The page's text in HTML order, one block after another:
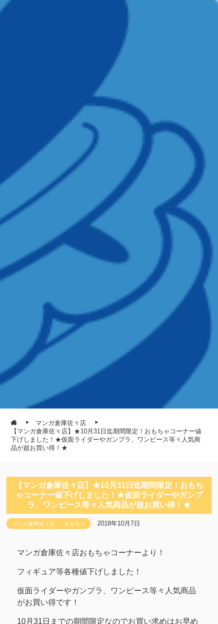
マンガ倉庫佐々店
【マンガ倉庫佐々店】★10月31日迄期間限定！おもちゃコーナー値
下げしました！★仮面ライダーやガンプラ、ワンピース等々人気商
品が超お買い得！★
【マンガ倉庫佐々店】★10月31日迄期間限定！おもち
ゃコーナー値下げしました！★仮面ライダーやガンプ
ラ、ワンピース等々人気商品が超お買い得！★
マンガ倉庫佐々店 おもちゃ 2018年10月7日
マンガ倉庫佐々店おもちゃコーナーより！
フィギュア等各種値下げしました！
仮面ライダーやガンプラ、ワンピース等々人気商品
がお買い得です！
10月31日までの期間限定なのでお買い求めはお早め